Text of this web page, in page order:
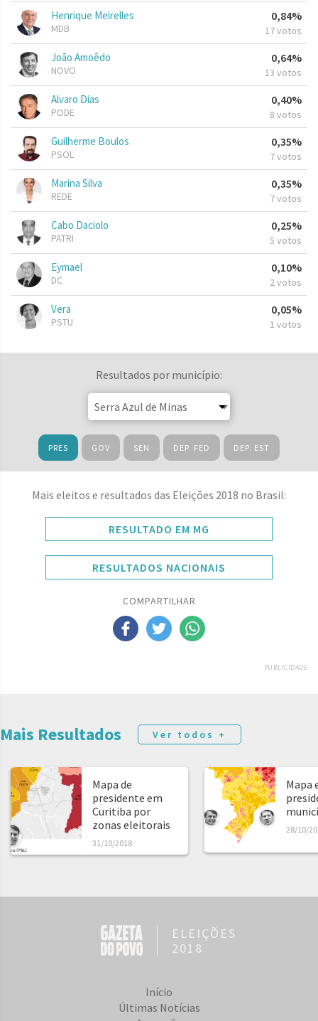
Henrique Meirelles
MDB
0,84%
17 votos
João Amoêdo
NOVO
0,64%
13 votos
Alvaro Dias
PODE
0,40%
8 votos
Guilherme Boulos
PSOL
0,35%
7 votos
Marina Silva
REDE
0,35%
7 votos
Cabo Daciolo
PATRI
0,25%
5 votos
Eymael
DC
0,10%
2 votos
Vera
PSTU
0,05%
1 votos
Resultados por município:
PRES GOV SEN DEP. FED DEP. EST
Mais eleitos e resultados das Eleições 2018 no Brasil:
RESULTADO EM MG
RESULTADOS NACIONAIS
COMPARTILHAR
PUBLICIDADE
Mais Resultados Ver todos +
Mapa de
presidente em
Curitiba por
zonas eleitorais
31/10/2018
Mapa
28/10/
ELEIÇÕES
2018
Início
Últimas Notícias